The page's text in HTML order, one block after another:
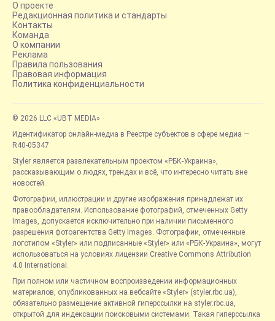
О проекте
Редакционная политика и стандарты
Контакты
Команда
О компании
Реклама
Правила пользования
Правовая информация
Политика конфиденциальности
© 2026 LLC «UBT MEDIA»
Идентификатор онлайн-медиа в Реестре субъектов в сфере медиа —
R40-05347
Styler является развлекательным проектом «РБК-Украина»,
рассказывающим о людях, трендах и всё, что интересно читать вне
новостей.
Фотографии, иллюстрации и другие изображения принадлежат их
правообладателям. Использование фотографий, отмеченных Getty
Images, допускается исключительно при наличии письменного
разрешения фотоагентства Getty Images. Фотографии, отмеченные
логотипом «Styler» или подписанные «Styler» или «РБК-Украина», могут
использоваться на условиях лицензии Creative Commons Attribution
4.0 International.
При полном или частичном воспроизведении информационных
материалов, опубликованных на вебсайте «Styler» (styler.rbc.ua),
обязательно размещение активной гиперссылки на styler.rbc.ua,
открытой для индексации поисковыми системами. Такая гиперссылка